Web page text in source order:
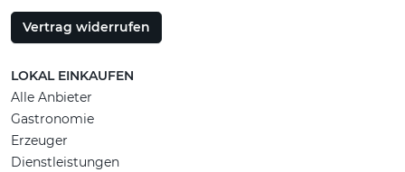
Vertrag widerrufen
LOKAL EINKAUFEN
Alle Anbieter
Gastronomie
Erzeuger
Dienstleistungen